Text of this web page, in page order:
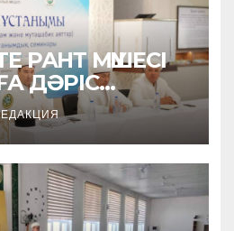
РАНТ МҮШЕСІ
ДӘРІС